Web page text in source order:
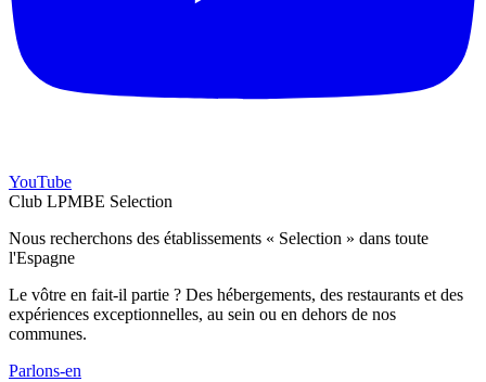
YouTube
Club LPMBE Selection
Nous recherchons des établissements « Selection » dans toute
l'Espagne
Le vôtre en fait-il partie ? Des hébergements, des restaurants et des
expériences exceptionnelles, au sein ou en dehors de nos
communes.
Parlons-en